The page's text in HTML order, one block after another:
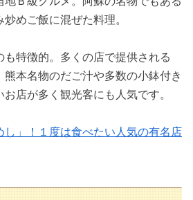
めご飯に混ぜた料理。
特徴的。多くの店で提供される
熊本名物のだご汁や多数の小鉢付き
店が多く観光客にも人気です。
し」！１度は食べたい人気の有名店